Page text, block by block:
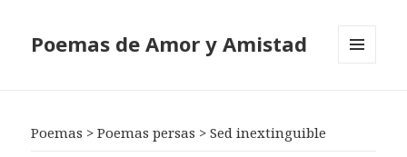
Poemas de Amor y Amistad
Poemas >Poemas persas >Sed inextinguible